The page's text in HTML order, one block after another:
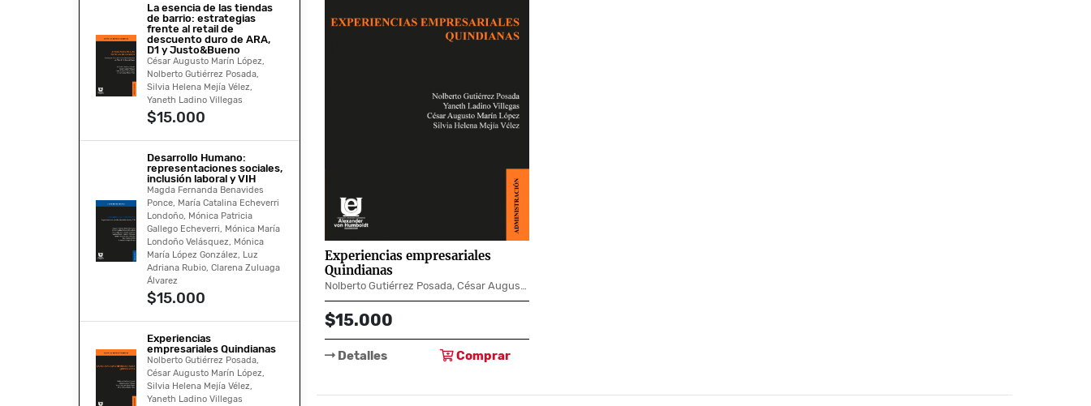
La esencia de las tiendas
de barrio: estrategias
frente al retail de
descuento duro de ARA,
D1 y Justo&Bueno
César Augusto Marín López,
Nolberto Gutiérrez Posada,
Silvia Helena Mejía Vélez,
Yaneth Ladino Villegas
$15.000
Desarrollo Humano:
representaciones sociales,
inclusión laboral y VIH
Magda Fernanda Benavides
Ponce, María Catalina Echeverri
Londoño, Mónica Patricia
Gallego Echeverri, Mónica María
Londoño Velásquez, Mónica
María López González, Luz
Adriana Rubio, Clarena Zuluaga
Álvarez
$15.000
Experiencias
empresariales Quindianas
Nolberto Gutiérrez Posada,
César Augusto Marín López,
Silvia Helena Mejía Vélez,
Yaneth Ladino Villegas
Experiencias empresariales
Quindianas
$15.000
Detalles Comprar